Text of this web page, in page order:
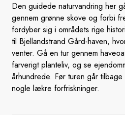
Den guidede naturvandring her
gennem grønne skove og forbi
fordyber sig i områdets rige
til Bjellandstrand Gård-haven,
venter. Gå en tur gennem
farverigt planteliv, og se
århundrede. Før turen går
nogle lækre forfriskninger.